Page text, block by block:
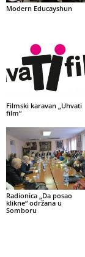
Modern Educayshun
Filmski karavan „Uhvati
film“
Radionica „Da posao
klikne“ održana u
Somboru